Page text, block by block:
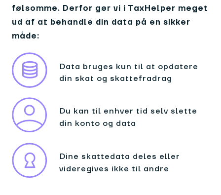
følsomme. Derfor gør vi i TaxHelper meget
ud af at behandle din data på en sikker
måde:
Data bruges kun til at opdatere
din skat og skattefradrag
Du kan til enhver tid selv slette
din konto og data
Dine skattedata deles eller
videregives ikke til andre